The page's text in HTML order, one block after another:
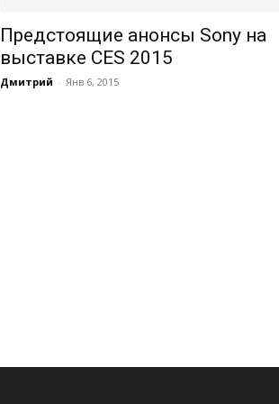
Предстоящие анонсы Sony на
выставке CES 2015
Дмитрий - Янв 6, 2015